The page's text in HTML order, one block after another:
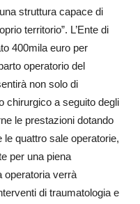
struttura capace di
territorio”. L’Ente di
400mila euro per
operatorio del
non solo di
chirurgico a seguito degli
le prestazioni dotando
quattro sale operatorie,
per una piena
operatoria verrà
di traumatologia e